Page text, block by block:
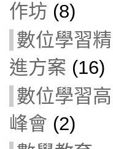
作坊 (8)
數位學習精
進方案 (16)
數位學習高
峰會 (2)